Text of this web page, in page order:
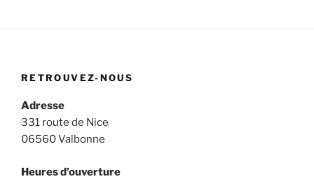
RETROUVEZ-NOUS
Adresse
331 route de Nice
06560 Valbonne
Heures d’ouverture